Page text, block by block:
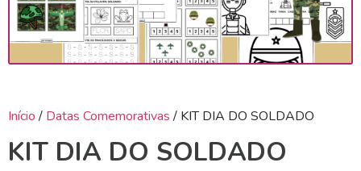
Início / Datas Comemorativas / KIT DIA DO SOLDADO
KIT DIA DO SOLDADO